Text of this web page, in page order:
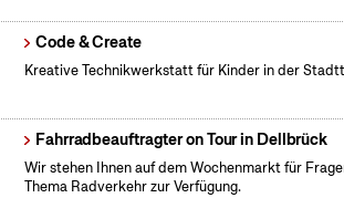
Code & Create
Kreative Technikwerkstatt für Kinder in der
Fahrradbeauftragter on Tour in Dellbrück
Wir stehen Ihnen auf dem Wochenmarkt für
Thema Radverkehr zur Verfügung.